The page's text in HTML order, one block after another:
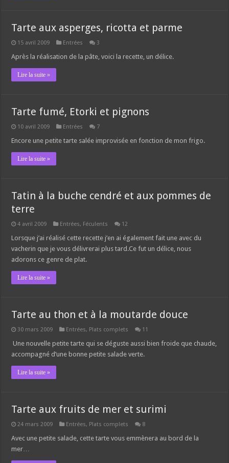
Tarte aux asperges, ricotta et parme
15 avril 2009 Entrées 3
Après la réalisation de la pâte, voici la recette, un délice.
Lire la suite »
Tarte fumé, Etorki et pignons
10 avril 2009 Entrées 7
Encore une petite tarte salée improvisée en fonction de mon frigo.
Lire la suite »
Tatin à la buche cendré et aux pommes de
terre
4 avril 2009 Entrées, Féculents 12
Lorsque j’ai réalisé cette recette j’en ai également fait une avec du
vacherin que je vous délivrerai plus tard.Ce fut un délice, nous
adorons ce genre de plat.
Lire la suite »
Tarte au thon et à la moutarde douce
30 mars 2009 Entrées, Plats complets 11
Une nouvelle petite tarte qui se déguste aussi bien froide que chaude,
accompagné d’une bonne petite salade verte.
Lire la suite »
Tarte aux fruits de mer et surimi
24 mars 2009 Entrées, Plats complets 8
Avec une petite salade, cette tarte vous emmènera au bord de la
mer…